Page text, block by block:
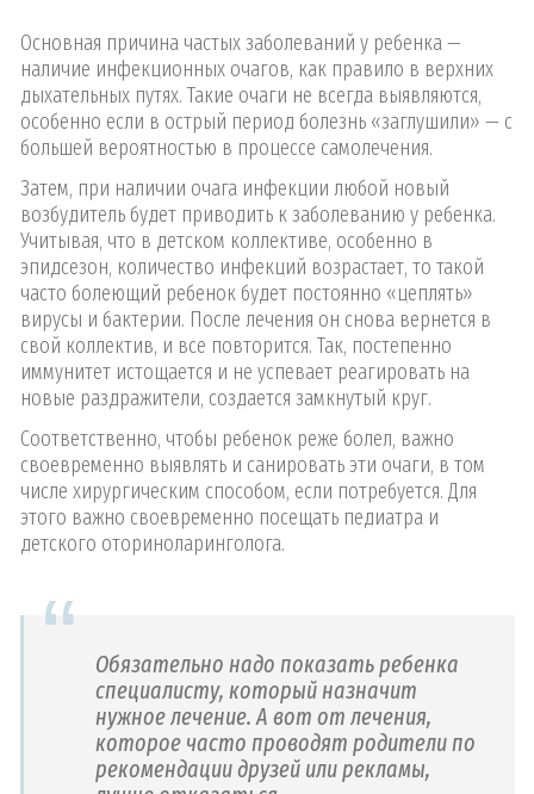
Основная причина частых заболеваний у ребенка —
наличие инфекционных очагов, как правило в верхних
дыхательных путях. Такие очаги не всегда выявляются,
особенно если в острый период болезнь «заглушили» — с
большей вероятностью в процессе самолечения.
Затем, при наличии очага инфекции любой новый
возбудитель будет приводить к заболеванию у ребенка.
Учитывая, что в детском коллективе, особенно в
эпидсезон, количество инфекций возрастает, то такой
часто болеющий ребенок будет постоянно «цеплять»
вирусы и бактерии. После лечения он снова вернется в
свой коллектив, и все повторится. Так, постепенно
иммунитет истощается и не успевает реагировать на
новые раздражители, создается замкнутый круг.
Соответственно, чтобы ребенок реже болел, важно
своевременно выявлять и санировать эти очаги, в том
числе хирургическим способом, если потребуется. Для
этого важно своевременно посещать педиатра и
детского оториноларинголога.
Обязательно надо показать ребенка
специалисту, который назначит
нужное лечение. А вот от лечения,
которое часто проводят родители по
рекомендации друзей или рекламы,